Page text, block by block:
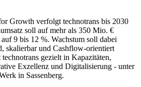
Growth verfolgt technotrans bis 2030
soll auf mehr als 350 Mio. €
9 bis 12 %. Wachstum soll dabei
skalierbar und Cashflow-orientiert
gezielt in Kapazitäten,
Exzellenz und Digitalisierung - unter
in Sassenberg.